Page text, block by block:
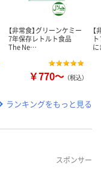
【非常食】グリーンケミー
7年保存レトルト食品
The Ne…
￥770～ （税込）
ランキングをもっと見る
スポンサー